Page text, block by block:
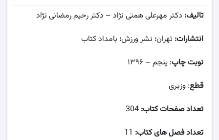
تالیف: دکتر مهرعلی همتی نژاد – دکتر رحیم رمضانی نژاد
انتشارات: تهران؛ نشر ورزش؛ بامداد کتاب
نوبت چاپ: پنجم – ۱۳۹۶
قطع: وزیری
تعداد صفحات کتاب:
تعداد فصل های کتاب: